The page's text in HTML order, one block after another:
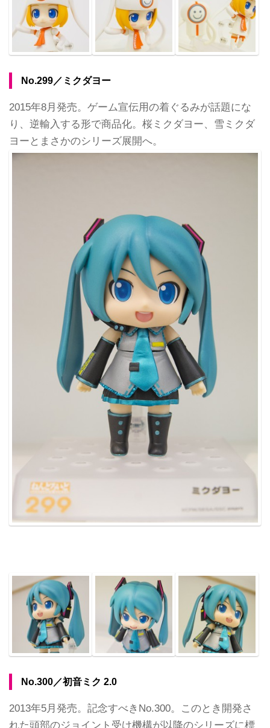
No.299／ミクダヨー
2015年8月発売。ゲーム宣伝用の着ぐるみが話題にな
り、逆輸入する形で商品化。桜ミクダヨー、雪ミクダ
ヨーとまさかのシリーズ展開へ。
No.300／初音ミク 2.0
2013年5月発売。記念すべきNo.300。このとき開発さ
れた頭部のジョイント受け機構が以降のシリーズに標